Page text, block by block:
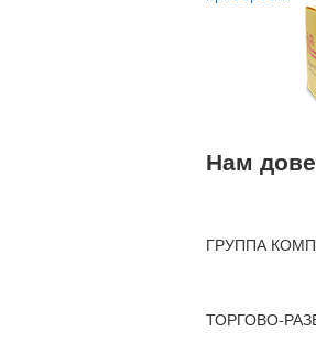
Нам
ГРУППА
ТОРГОВО-